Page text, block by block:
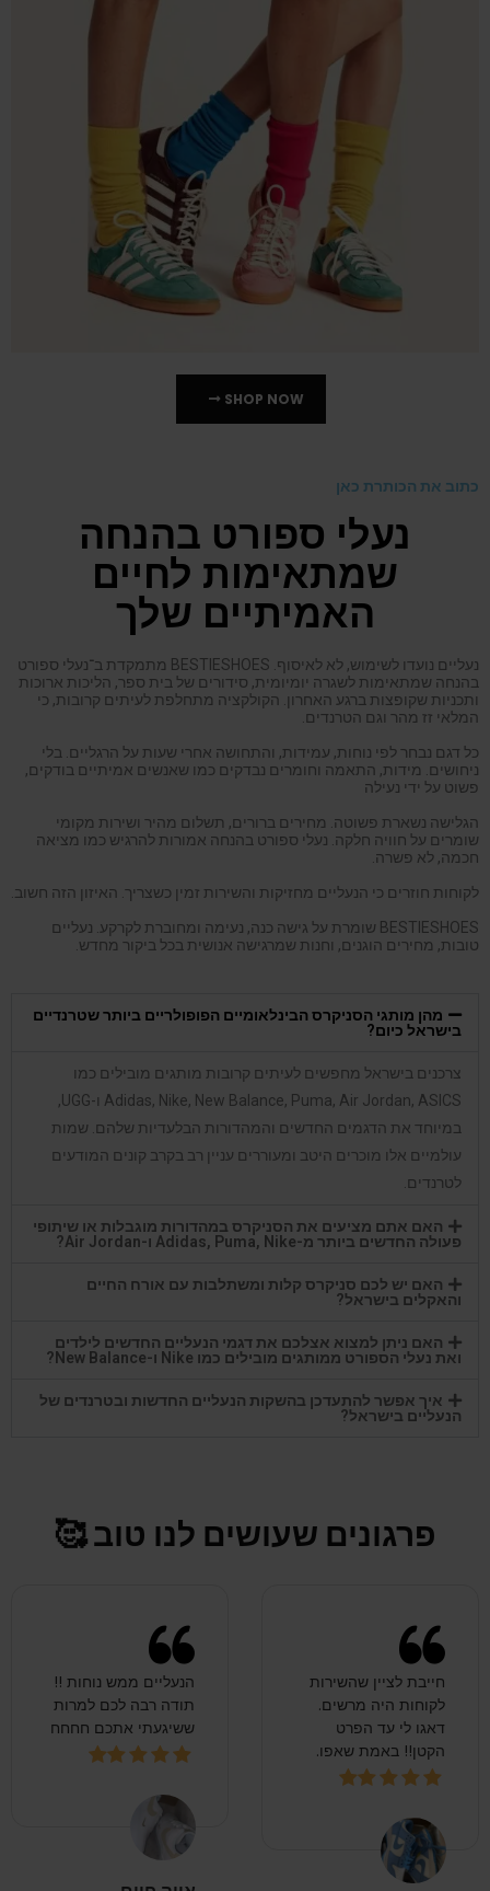
SHOP NOW
כתוב את הכותרת כאן
נעלי ספורט בהנחה
שמתאימות לחיים
האמיתיים שלך
נעליים נועדו לשימוש, לא לאיסוף. BESTIESHOES מתמקדת ב־נעלי ספורט
בהנחה שמתאימות לשגרה יומיומית, סידורים של בית ספר, הליכות ארוכות
ותכניות שקופצות ברגע האחרון. הקולקציה מתחלפת לעיתים קרובות, כי
המלאי זז מהר וגם הטרנדים.
כל דגם נבחר לפי נוחות, עמידות, והתחושה אחרי שעות על הרגליים. בלי
ניחושים. מידות, התאמה וחומרים נבדקים כמו שאנשים אמיתיים בודקים,
פשוט על ידי נעילה
הגלישה נשארת פשוטה. מחירים ברורים, תשלום מהיר ושירות מקומי
שומרים על חוויה חלקה. נעלי ספורט בהנחה אמורות להרגיש כמו מציאה
חכמה, לא פשרה.
לקוחות חוזרים כי הנעליים מחזיקות והשירות זמין כשצריך. האיזון הזה חשוב.
BESTIESHOES שומרת על גישה כנה, נעימה ומחוברת לקרקע. נעליים
טובות, מחירים הוגנים, וחנות שמרגישה אנושית בכל ביקור מחדש.
מהן מותגי הסניקרס הבינלאומיים הפופולריים ביותר שטרנדיים
בישראל כיום?
צרכנים בישראל מחפשים לעיתים קרובות מותגים מובילים כמו
Adidas, Nike, New Balance, Puma, Air Jordan, ASICS ו-UGG,
במיוחד את הדגמים החדשים והמהדורות הבלעדיות שלהם. שמות
עולמיים אלו מוכרים היטב ומעוררים עניין רב בקרב קונים המודעים
לטרנדים.
האם אתם מציעים את הסניקרס במהדורות מוגבלות או שיתופי
פעולה החדשים ביותר מ-Adidas, Puma, Nike ו-Air Jordan?
האם יש לכם סניקרס קלות ומשתלבות עם אורח החיים
והאקלים בישראל?
האם ניתן למצוא אצלכם את דגמי הנעליים החדשים לילדים
ואת נעלי הספורט ממותגים מובילים כמו Nike ו-New Balance?
איך אפשר להתעדכן בהשקות הנעליים החדשות ובטרנדים של
הנעליים בישראל?
פרגונים שעושים לנו טוב 🥰
חייבת לציין שהשירות
לקוחות היה מרשים.
דאגו לי עד הפרט
הקטן!! באמת שאפו.
הנעליים ממש נוחות !!
תודה רבה לכם למרות
ששיגעתי אתכם חחחח